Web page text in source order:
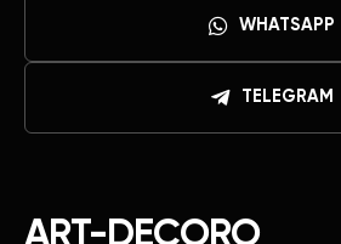
ART-DECORO
WHATSAPP
TELEGRAM